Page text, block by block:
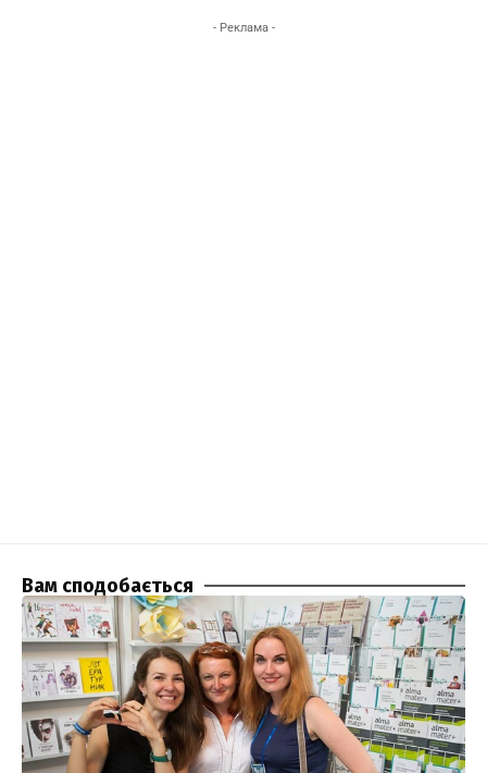
- Реклама -
Вам сподобається